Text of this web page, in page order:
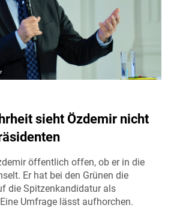
sieht Özdemir nicht
öffentlich offen, ob er in die
Er hat bei den Grünen die
die Spitzenkandidatur als
Umfrage lässt aufhorchen.